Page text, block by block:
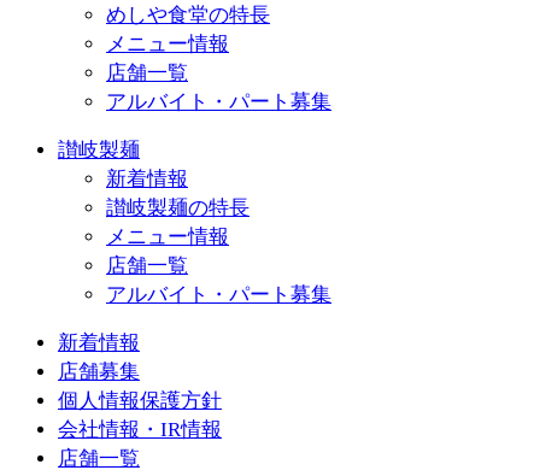
めしや食堂の特長
メニュー情報
店舗一覧
アルバイト・パート募集
讃岐製麺
新着情報
讃岐製麺の特長
メニュー情報
店舗一覧
アルバイト・パート募集
新着情報
店舗募集
個人情報保護方針
会社情報・IR情報
店舗一覧